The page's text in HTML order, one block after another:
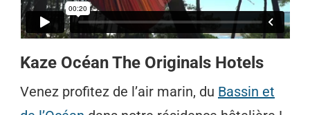
Kaze Océan The Originals Hotels
Venez profitez de l’air marin, du Bassin et